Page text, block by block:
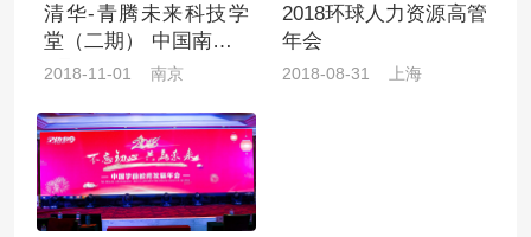
清华-青腾未来科技学
堂（二期） 中国南京 1
1月1-4日
2018-11-01 南京
2018环球人力资源高管
年会
2018-08-31 上海